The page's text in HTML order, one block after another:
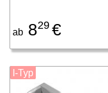
ab 829 €
I-Typ